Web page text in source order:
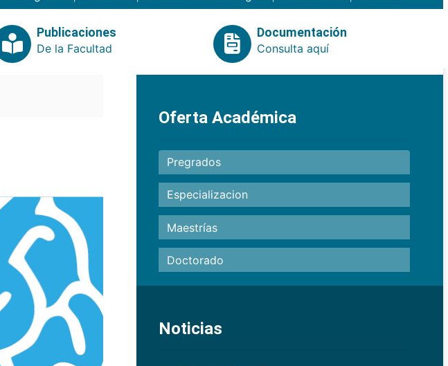
Publicaciones
De la Facultad
Documentación
Consulta aquí
Oferta Académica
Pregrados
Especializacion
Maestrías
Doctorado
Noticias